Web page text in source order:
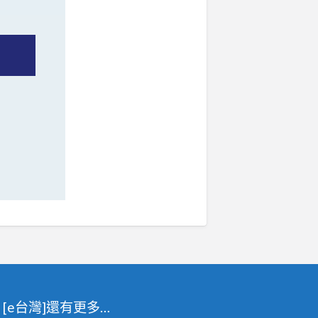
[e台灣]還有更多…